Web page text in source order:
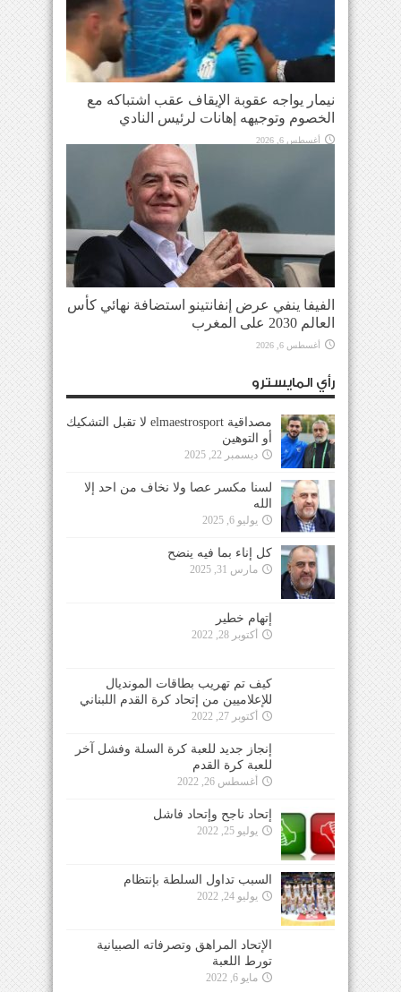
نيمار يواجه عقوبة الإيقاف عقب اشتباكه مع
الخصوم وتوجيهه إهانات لرئيس النادي
أغسطس 6, 2026
الفيفا ينفي عرض إنفانتينو استضافة نهائي كأس
العالم 2030 على المغرب
أغسطس 6, 2026
رأي المايسترو
مصداقية elmaestrosport لا تقبل التشكيك
أو التوهين
ديسمبر 22, 2025
لسنا مكسر عصا ولا نخاف من احد إلا
الله
يوليو 6, 2025
كل إناء بما فيه ينضح
مارس 31, 2025
إتهام خطير
أكتوبر 28, 2022
كيف تم تهريب بطاقات المونديال
للإعلاميين من إتحاد كرة القدم اللبناني
أكتوبر 27, 2022
إنجاز جديد للعبة كرة السلة وفشل آخر
للعبة كرة القدم
أغسطس 26, 2022
إتحاد ناجح وإتحاد فاشل
يوليو 25, 2022
السبب تداول السلطة بإنتظام
يوليو 24, 2022
الإتحاد المراهق وتصرفاته الصبيانية
تورط اللعبة
مايو 6, 2022